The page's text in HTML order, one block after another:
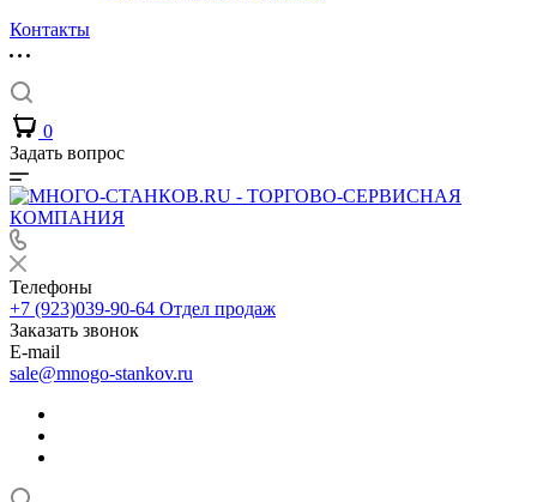
Контакты
0
Задать вопрос
Телефоны
+7 (923)039-90-64 Отдел продаж
Заказать звонок
E-mail
sale@mnogo-stankov.ru